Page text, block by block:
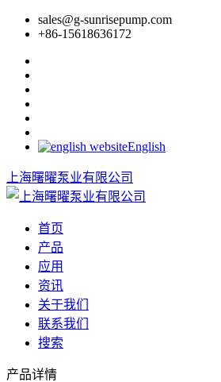
sales@g-sunrisepump.com
+86-15618636172
English
上海曙曜泵业有限公司
首页
产品
应用
资讯
关于我们
联系我们
搜索
产品详情